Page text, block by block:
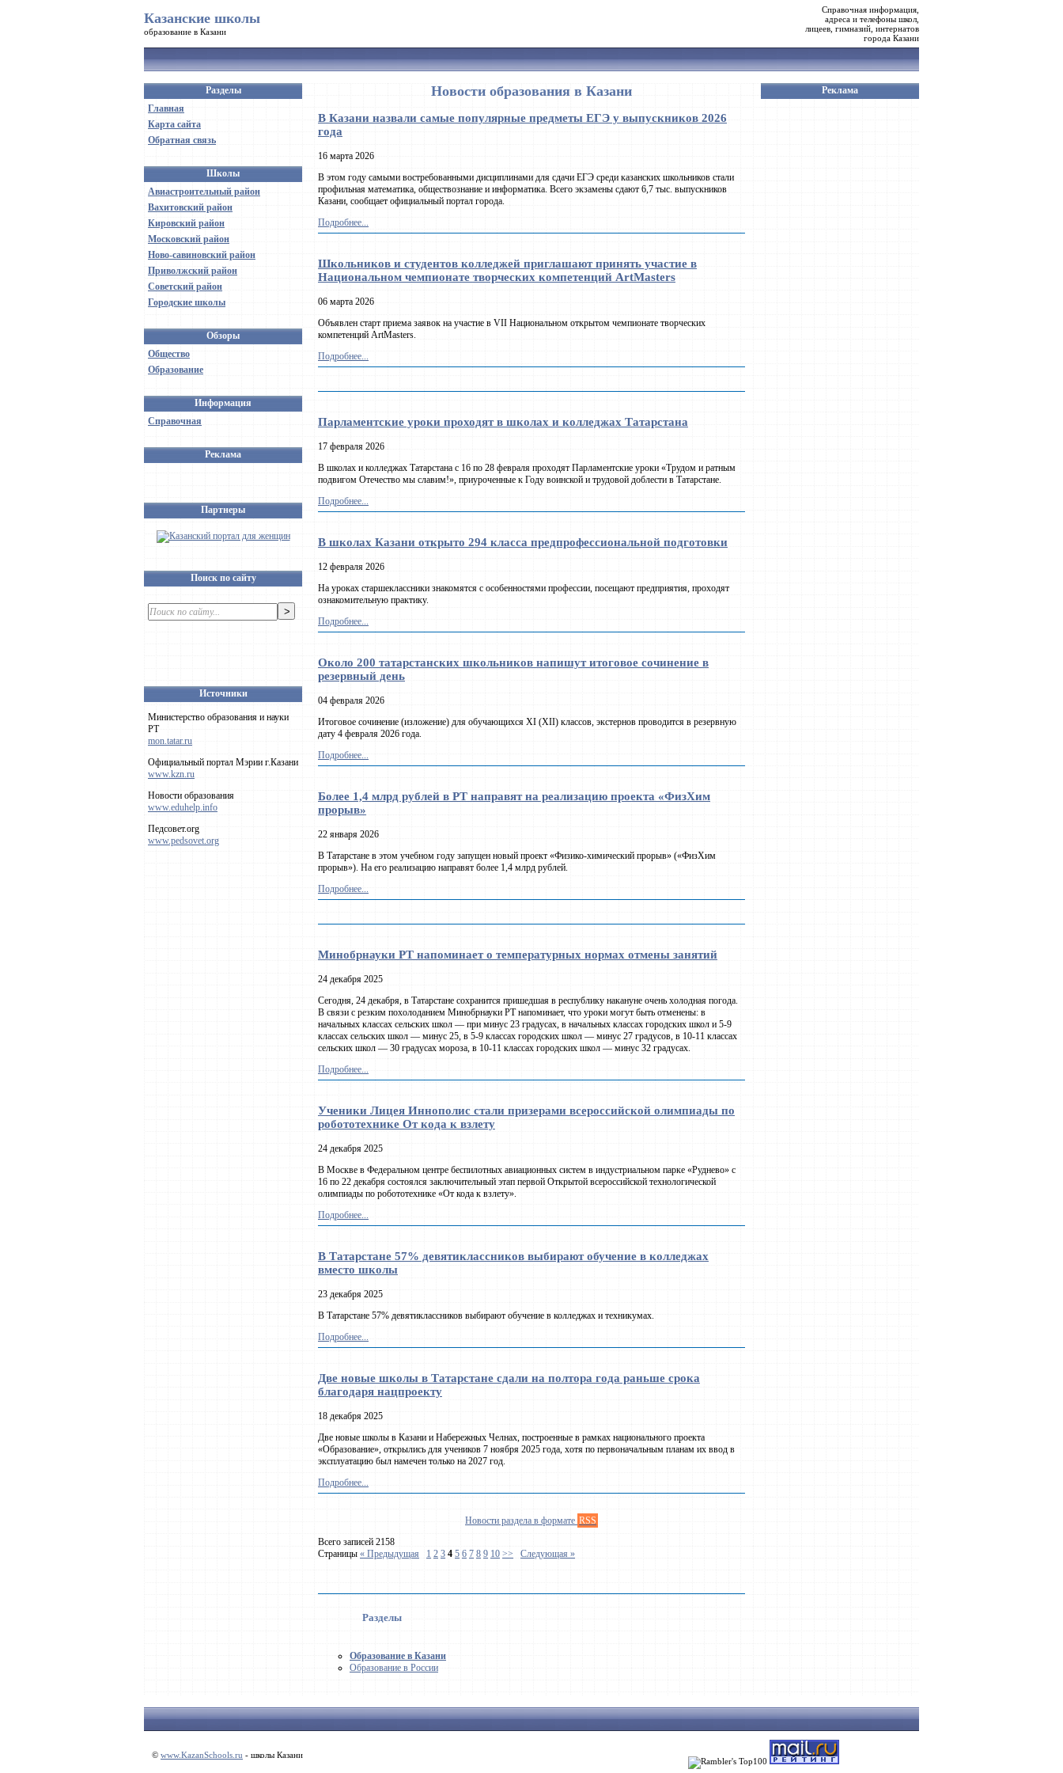
Казанские школы
образование в Казани
Справочная информация,
адреса и телефоны школ,
лицеев, гимназий, интернатов
города Казани
Разделы
Главная
Карта сайта
Обратная связь
Школы
Авиастроительный район
Вахитовский район
Кировский район
Московский район
Ново-савиновский район
Приволжский район
Советский район
Городские школы
Обзоры
Общество
Образование
Информация
Справочная
Реклама
Партнеры
Поиск по сайту
Источники
Министерство образования и науки
РТ
mon.tatar.ru
Официальный портал Мэрии г.Казани
www.kzn.ru
Новости образования
www.eduhelp.info
Педсовет.org
www.pedsovet.org
Новости образования в Казани
В Казани назвали самые популярные предметы ЕГЭ у выпускников 2026
года
16 марта 2026
В этом году самыми востребованными дисциплинами для сдачи ЕГЭ среди казанских школьников стали
профильная математика, обществознание и информатика. Всего экзамены сдают 6,7 тыс. выпускников
Казани, сообщает официальный портал города.
Подробнее...
Школьников и студентов колледжей приглашают принять участие в
Национальном чемпионате творческих компетенций ArtMasters
06 марта 2026
Объявлен старт приема заявок на участие в VII Национальном открытом чемпионате творческих
компетенций ArtMasters.
Подробнее...
Парламентские уроки проходят в школах и колледжах Татарстана
17 февраля 2026
В школах и колледжах Татарстана с 16 по 28 февраля проходят Парламентские уроки «Трудом и ратным
подвигом Отечество мы славим!», приуроченные к Году воинской и трудовой доблести в Татарстане.
Подробнее...
В школах Казани открыто 294 класса предпрофессиональной подготовки
12 февраля 2026
На уроках старшеклассники знакомятся с особенностями профессии, посещают предприятия, проходят
ознакомительную практику.
Подробнее...
Около 200 татарстанских школьников напишут итоговое сочинение в
резервный день
04 февраля 2026
Итоговое сочинение (изложение) для обучающихся XI (XII) классов, экстернов проводится в резервную
дату 4 февраля 2026 года.
Подробнее...
Более 1,4 млрд рублей в РТ направят на реализацию проекта «ФизХим
прорыв»
22 января 2026
В Татарстане в этом учебном году запущен новый проект «Физико-химический прорыв» («ФизХим
прорыв»). На его реализацию направят более 1,4 млрд рублей.
Подробнее...
Минобрнауки РТ напоминает о температурных нормах отмены занятий
24 декабря 2025
Сегодня, 24 декабря, в Татарстане сохранится пришедшая в республику накануне очень холодная погода.
В связи с резким похолоданием Минобрнауки РТ напоминает, что уроки могут быть отменены: в
начальных классах сельских школ — при минус 23 градусах, в начальных классах городских школ и 5-9
классах сельских школ — минус 25, в 5-9 классах городских школ — минус 27 градусов, в 10-11 классах
сельских школ — 30 градусах мороза, в 10-11 классах городских школ — минус 32 градусах.
Подробнее...
Ученики Лицея Иннополис стали призерами всероссийской олимпиады по
робототехнике От кода к взлету
24 декабря 2025
В Москве в Федеральном центре беспилотных авиационных систем в индустриальном парке «Руднево» с
16 по 22 декабря состоялся заключительный этап первой Открытой всероссийской технологической
олимпиады по робототехнике «От кода к взлету».
Подробнее...
В Татарстане 57% девятиклассников выбирают обучение в колледжах
вместо школы
23 декабря 2025
В Татарстане 57% девятиклассников выбирают обучение в колледжах и техникумах.
Подробнее...
Две новые школы в Татарстане сдали на полтора года раньше срока
благодаря нацпроекту
18 декабря 2025
Две новые школы в Казани и Набережных Челнах, построенные в рамках национального проекта
«Образование», открылись для учеников 7 ноября 2025 года, хотя по первоначальным планам их ввод в
эксплуатацию был намечен только на 2027 год.
Подробнее...
Новости раздела в формате RSS
Всего записей 2158
Страницы « Предыдущая 1 2 3 4 5 6 7 8 9 10 >> Следующая »
Разделы
Образование в Казани
Образование в России
Реклама
© www.KazanSchools.ru - школы Казани